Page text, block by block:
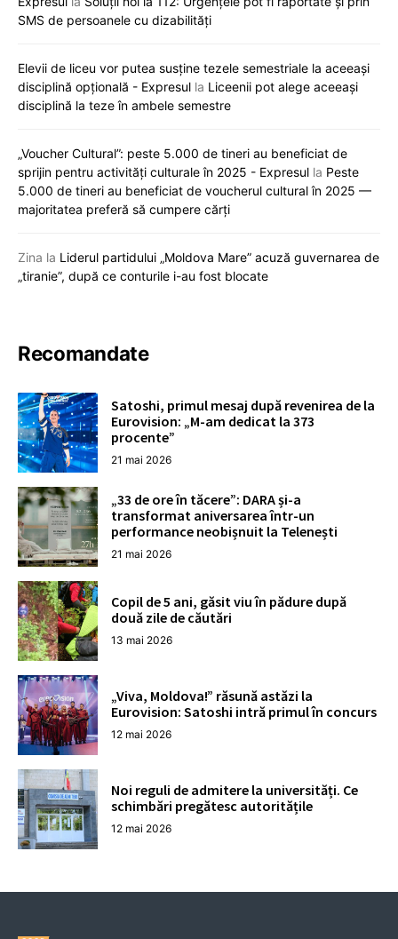
SMS de persoanele cu dizabilități
Elevii de liceu vor putea susține tezele semestriale la aceeași
disciplină opțională - Expresul la Liceenii pot alege aceeași
disciplină la teze în ambele semestre
„Voucher Cultural”: peste 5.000 de tineri au beneficiat de
sprijin pentru activități culturale în 2025 - Expresul la Peste
5.000 de tineri au beneficiat de voucherul cultural în 2025 —
majoritatea preferă să cumpere cărți
Zina la Liderul partidului „Moldova Mare” acuză guvernarea de
„tiranie”, după ce conturile i-au fost blocate
Recomandate
Satoshi, primul mesaj după revenirea de la
Eurovision: „M-am dedicat la 373
procente”
21 mai 2026
„33 de ore în tăcere”: DARA și-a
transformat aniversarea într-un
performance neobișnuit la Telenești
21 mai 2026
Copil de 5 ani, găsit viu în pădure după
două zile de căutări
13 mai 2026
„Viva, Moldova!” răsună astăzi la
Eurovision: Satoshi intră primul în concurs
12 mai 2026
Noi reguli de admitere la universități. Ce
schimbări pregătesc autoritățile
12 mai 2026